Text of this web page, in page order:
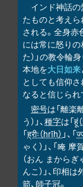
インド神話の
たものと考え
される。全身赤
には常に怒りの
た）」の教令輪
本地を大日如来
としても信仰さ
なると信じられ
密号は「離楽
う）」、種字は「हूं
「ह्रीः（hrīḥ） 」、「
ゃく）」、「唵
（おん まから
んこ）」、印相は
箭、師子冠。